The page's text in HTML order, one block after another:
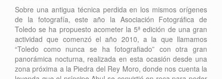
Sobre una antigua técnica perdida en los mismos orígenes
de la fotografía, este año la Asociación Fotográfica de
Toledo se ha propuesto acometer la 5ª edición de una gran
actividad que comenzó el año 2010, a la que llamamos
“Toledo como nunca se ha fotografiado” con otra gran
panorámica nocturna, realizada en esta ocasión desde una
zona próxima a la Piedra del Rey Moro, donde nos cuenta la